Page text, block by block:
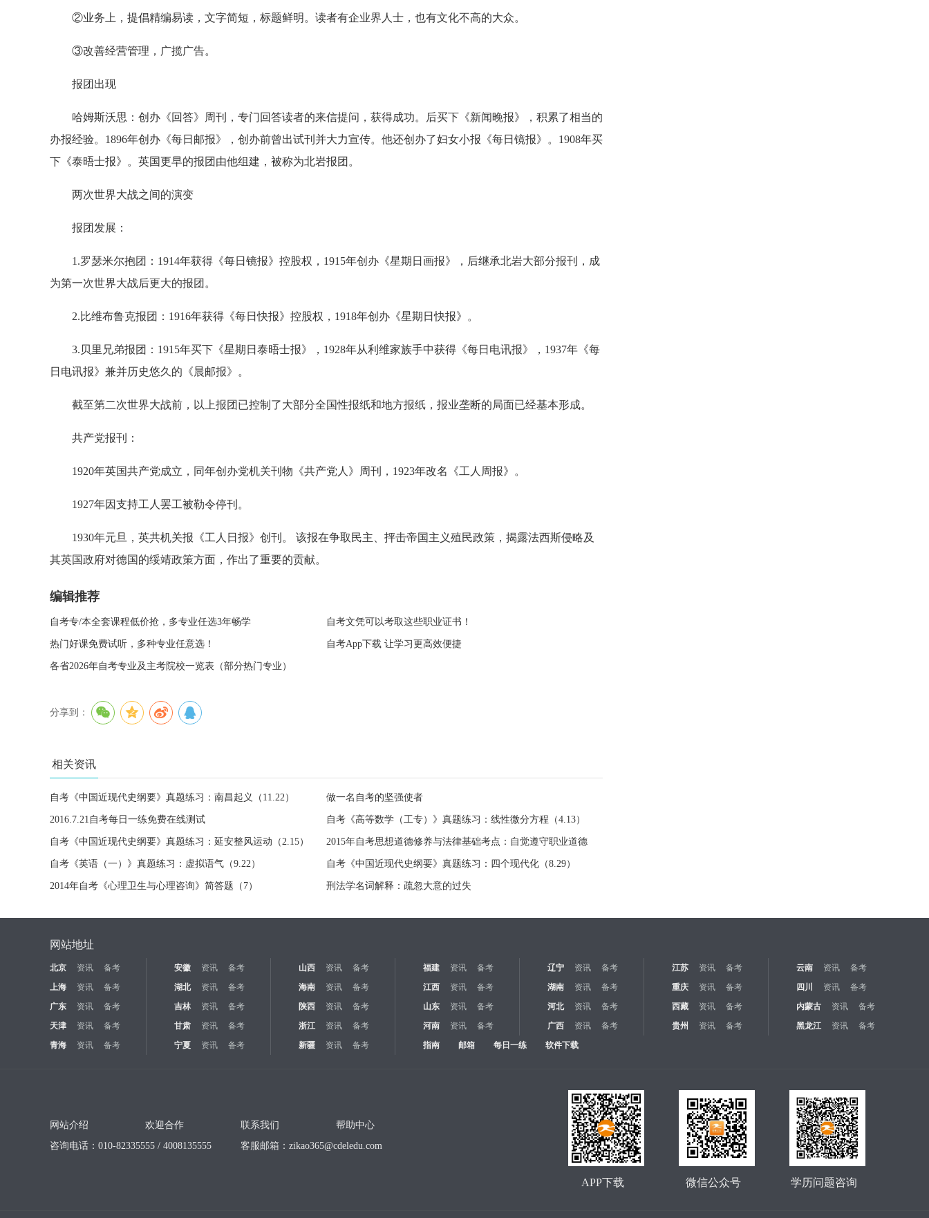
②业务上，提倡精编易读，文字简短，标题鲜明。读者有企业界人士，也有文化不高的大众。
③改善经营管理，广揽广告。
报团出现
哈姆斯沃思：创办《回答》周刊，专门回答读者的来信提问，获得成功。后买下《新闻晚报》，积累了相当的
办报经验。1896年创办《每日邮报》，创办前曾出试刊并大力宣传。他还创办了妇女小报《每日镜报》。1908年买
下《泰晤士报》。英国更早的报团由他组建，被称为北岩报团。
两次世界大战之间的演变
报团发展：
1.罗瑟米尔抱团：1914年获得《每日镜报》控股权，1915年创办《星期日画报》，后继承北岩大部分报刊，成
为第一次世界大战后更大的报团。
2.比维布鲁克报团：1916年获得《每日快报》控股权，1918年创办《星期日快报》。
3.贝里兄弟报团：1915年买下《星期日泰晤士报》，1928年从利维家族手中获得《每日电讯报》，1937年《每
日电讯报》兼并历史悠久的《晨邮报》。
截至第二次世界大战前，以上报团已控制了大部分全国性报纸和地方报纸，报业垄断的局面已经基本形成。
共产党报刊：
1920年英国共产党成立，同年创办党机关刊物《共产党人》周刊，1923年改名《工人周报》。
1927年因支持工人罢工被勒令停刊。
1930年元旦，英共机关报《工人日报》创刊。 该报在争取民主、抨击帝国主义殖民政策，揭露法西斯侵略及
其英国政府对德国的绥靖政策方面，作出了重要的贡献。
编辑推荐
自考专/本全套课程低价抢，多专业任选3年畅学 自考文凭可以考取这些职业证书！
热门好课免费试听，多种专业任意选！ 自考App下载 让学习更高效便捷
各省2026年自考专业及主考院校一览表（部分热门专业）
分享到：
相关资讯
自考《中国近现代史纲要》真题练习：南昌起义（11.22） 做一名自考的坚强使者
2016.7.21自考每日一练免费在线测试 自考《高等数学（工专）》真题练习：线性微分方程（4.13）
自考《中国近现代史纲要》真题练习：延安整风运动（2.15） 2015年自考思想道德修养与法律基础考点：自觉遵守职业道德
自考《英语（一）》真题练习：虚拟语气（9.22） 自考《中国近现代史纲要》真题练习：四个现代化（8.29）
2014年自考《心理卫生与心理咨询》简答题（7） 刑法学名词解释：疏忽大意的过失
网站地址
北京 资讯 备考 安徽 资讯 备考 山西 资讯 备考 福建 资讯 备考 辽宁 资讯 备考 江苏 资讯 备考 云南 资讯
备考
上海
资讯 备考 湖北 资讯 备考 海南 资讯 备考 江西 资讯 备考 湖南 资讯 备考 重庆 资讯 备考 四川 资讯
备考
广东
资讯 备考 吉林 资讯 备考 陕西 资讯 备考 山东 资讯 备考 河北 资讯 备考 西藏 资讯 备考 内蒙古 资讯
备考
天津
资讯 备考 甘肃 资讯 备考 浙江 资讯 备考 河南 资讯 备考 广西 资讯 备考 贵州 资讯 备考 黑龙江 资讯
备考
青海
资讯 备考 宁夏 资讯 备考 新疆 资讯 备考 指南 邮箱 每日一练 软件下载
网站介绍 欢迎合作 联系我们
帮助中心
咨询电话：010-82335555 / 4008135555
客服邮箱： zikao365@cdeledu.com
学历问题咨询
微信公众号
APP下载